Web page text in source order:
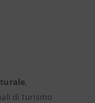
,
di turismo